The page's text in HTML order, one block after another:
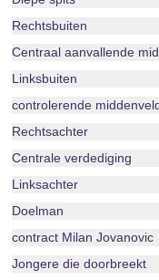
Rechtsbuiten
Centraal aanvallende
Linksbuiten
controlerende
Rechtsachter
Centrale verdediging
Linksachter
Doelman
contract Milan Jovanovic
Jongere die doorbreekt